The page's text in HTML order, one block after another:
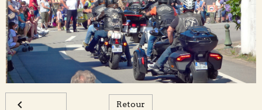
Retour